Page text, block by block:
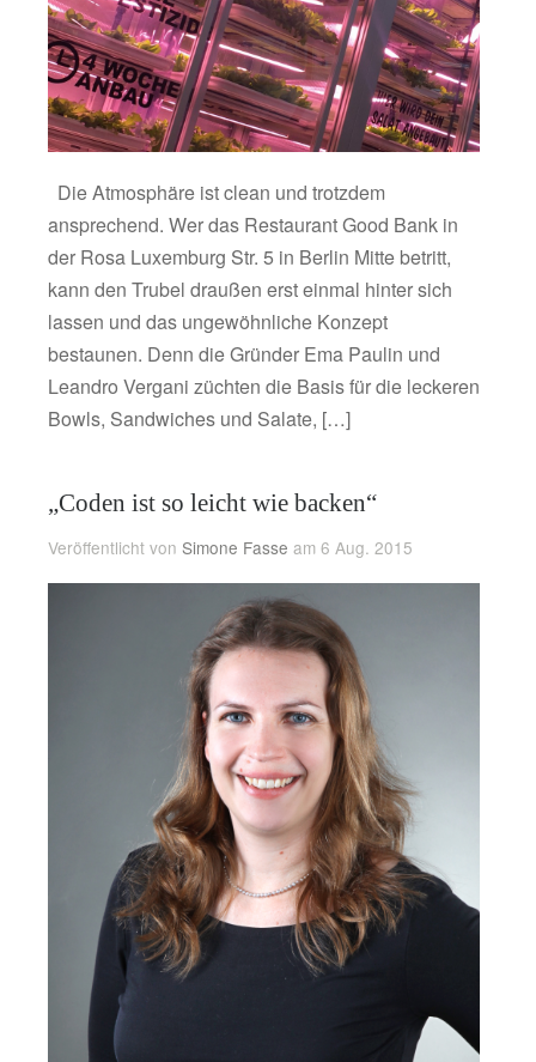
Die Atmosphäre ist clean und trotzdem
ansprechend. Wer das Restaurant Good Bank in
der Rosa Luxemburg Str. 5 in Berlin Mitte betritt,
kann den Trubel draußen erst einmal hinter sich
lassen und das ungewöhnliche Konzept
bestaunen. Denn die Gründer Ema Paulin und
Leandro Vergani züchten die Basis für die leckeren
Bowls, Sandwiches und Salate, […]
„Coden ist so leicht wie backen“
Veröffentlicht von Simone Fasse am 6 Aug. 2015